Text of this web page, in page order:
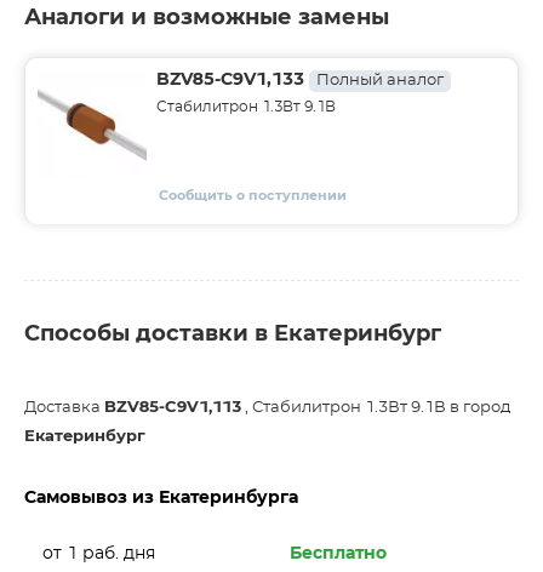
Аналоги и возможные замены
BZV85-C9V1,133 Полный аналог
Стабилитрон 1.3Вт 9.1В
Сообщить о поступлении
Способы доставки в Екатеринбург
Доставка BZV85-C9V1,113 , Стабилитрон 1.3Вт 9.1В в город
Екатеринбург
Самовывоз из Екатеринбурга
от 1 раб. дня Бесплатно